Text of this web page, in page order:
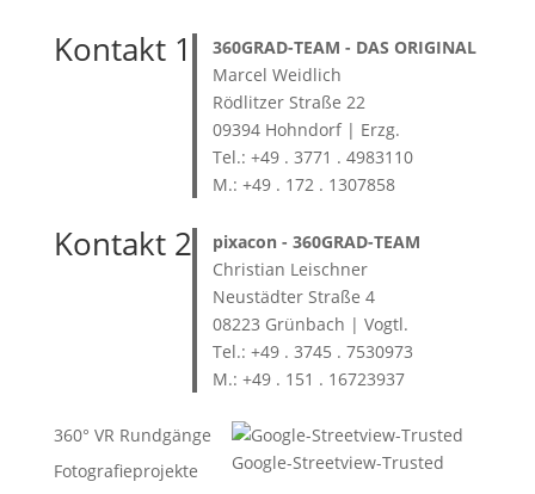
Kontakt 1 360GRAD-TEAM - DAS ORIGINAL
Marcel Weidlich
Rödlitzer Straße 22
09394 Hohndorf | Erzg.
Tel.: +49 . 3771 . 4983110
M.: +49 . 172 . 1307858
Kontakt 2 pixacon - 360GRAD-TEAM
Christian Leischner
Neustädter Straße 4
08223 Grünbach | Vogtl.
Tel.: +49 . 3745 . 7530973
M.: +49 . 151 . 16723937
360° VR Rundgänge
Fotografieprojekte
Google-Streetview-Trusted